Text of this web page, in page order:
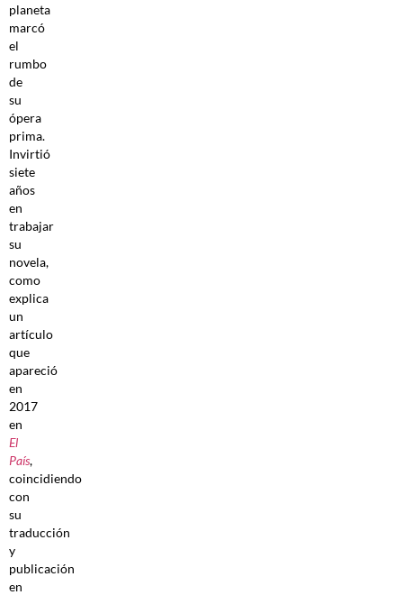
planeta
marcó
el
rumbo
de
su
ópera
prima.
Invirtió
siete
años
en
trabajar
su
novela,
como
explica
un
artículo
que
apareció
en
2017
en
El
País,
coincidiendo
con
su
traducción
y
publicación
en